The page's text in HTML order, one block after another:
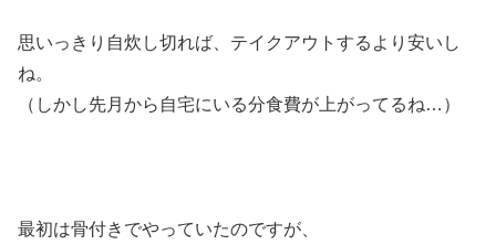
思いっきり自炊し切れば、テイクアウトするより安いし
ね。
（しかし先月から自宅にいる分食費が上がってるね…）
最初は骨付きでやっていたのですが、